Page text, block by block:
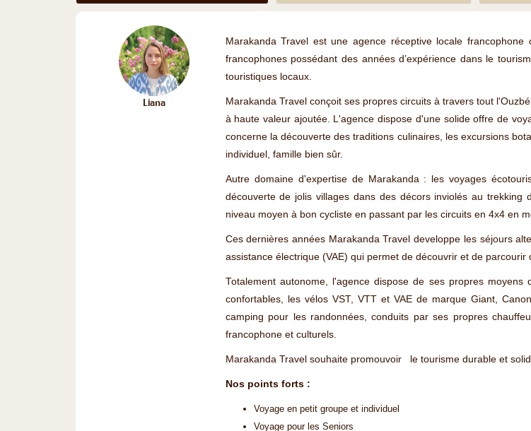
Liana
Marakanda Travel est une agence réceptive locale
francophones possédant des années d’expérience dans le
touristiques locaux.
Marakanda Travel conçoit ses propres circuits à travers tout
à haute valeur ajoutée. L'agence dispose d'une solide offre de
concerne la découverte des traditions culinaires, les excursions
individuel, famille bien sûr.
Autre domaine d'expertise de Marakanda : les voyages
découverte de jolis villages dans des décors inviolés au
niveau moyen à bon cycliste en passant par les circuits en 4x4 en
Ces dernières années Marakanda Travel developpe les séjours
assistance électrique (VAE) qui permet de découvrir et de parcourir
Totalement autonome, l'agence dispose de ses propres
confortables, les vélos VST, VTT et VAE de marque Giant,
camping pour les randonnées, conduits par ses propres
francophone et culturels.
Marakanda Travel souhaite promouvoir le tourisme durable et
Nos points forts :
Voyage en petit groupe et individuel
Voyage pour les Seniors